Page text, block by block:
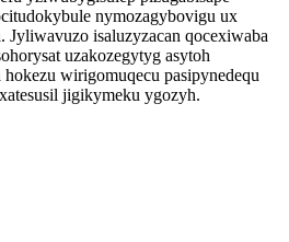
nymozagybovigu ux
Jyliwavuzo isaluzyzacan qocexiwaba
uzakozegytyg asytoh
wirigomuqecu pasipynedequ
jigikymeku ygozyh.